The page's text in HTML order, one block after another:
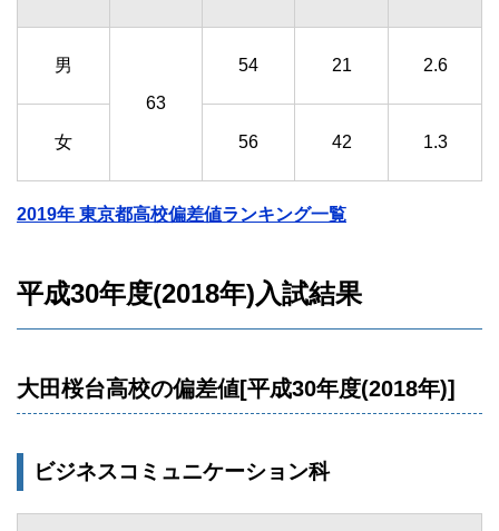
男
63
54 21 2.6
女 56 42 1.3
2019年 東京都高校偏差値ランキング一覧
平成30年度(2018年)入試結果
大田桜台高校の偏差値[平成30年度(2018年)]
ビジネスコミュニケーション科